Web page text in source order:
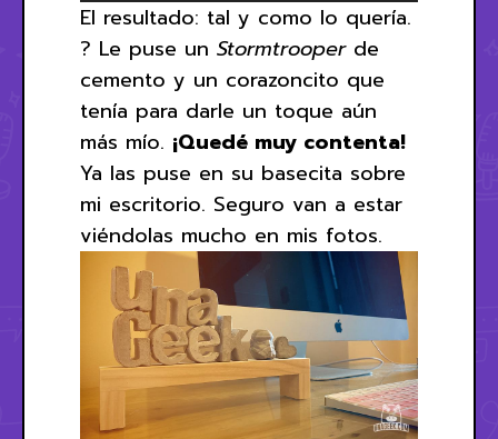
El resultado: tal y como lo quería.
? Le puse un Stormtrooperde
cemento y un corazoncito que
tenía para darle un toque aún
más mío. ¡Quedé muy contenta!
Ya las puse en su basecita sobre
mi escritorio. Seguro van a estar
viéndolas mucho en mis fotos.